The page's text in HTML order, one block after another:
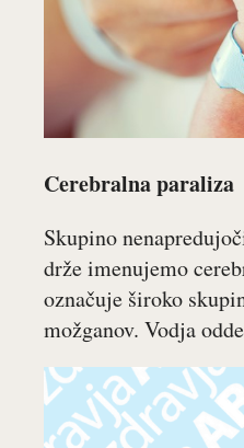
Cerebralna paraliza
Skupino
drže imenujemo
označuje široko
možganov. Vodja